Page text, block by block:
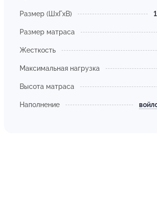
Размер (ШхГхВ)
Размер матраса
Жесткость
Максимальная нагрузка
Высота матраса
Наполнение